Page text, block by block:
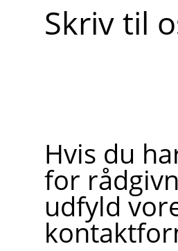
Skriv til
Hvis du
for
udfyld